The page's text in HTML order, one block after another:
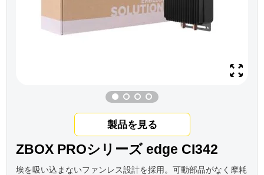
製品を見る
ZBOX PROシリーズ edge CI342
埃を吸い込まないファンレス設計を採用。可動部品がなく摩耗